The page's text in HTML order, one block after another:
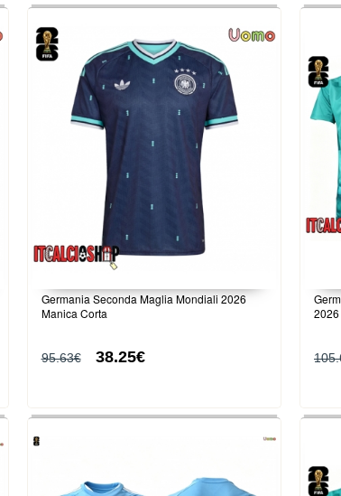
Germania Seconda Maglia Mondiali 2026
Manica Corta
95.63€ 38.25€